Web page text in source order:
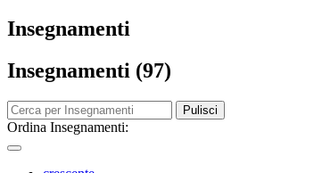
Insegnamenti
Insegnamenti (97)
Pulisci
Ordina Insegnamenti: